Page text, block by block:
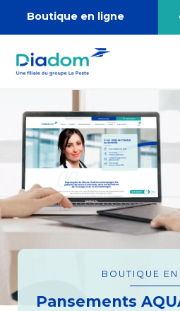
Boutique en ligne
BOUTIQUE EN
Pansements